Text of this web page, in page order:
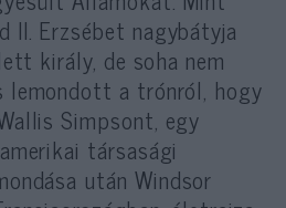
II. Erzsébet nagybátyja
király, de soha nem
lemondott a trónról, hogy
Simpsont, egy
társasági
után Windsor